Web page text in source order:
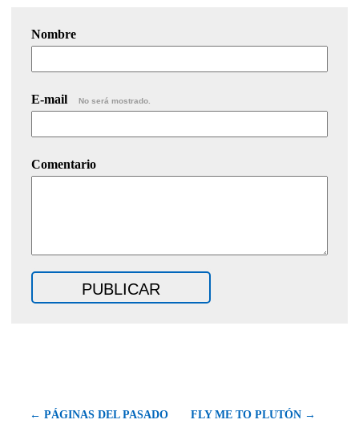
Nombre
E-mail No será mostrado.
Comentario
← PÁGINAS DEL PASADO FLY ME TO PLUTÓN →